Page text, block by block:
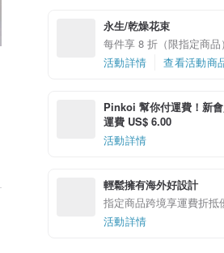
永生/乾燥花束
每件享 8 折（限指定商品）
活動詳情
查看活動商
Pinkoi 幫你付運費！新
運費 US$ 6.00
活動詳情
輕鬆擁有海外好設計
指定商品跨境享運費折抵
活動詳情